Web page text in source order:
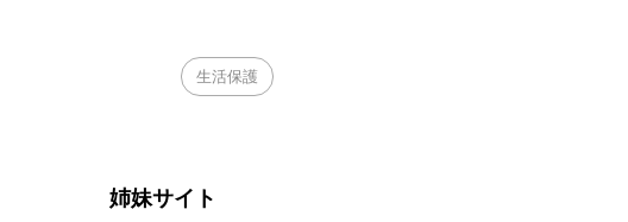
生活保護
姉妹サイト